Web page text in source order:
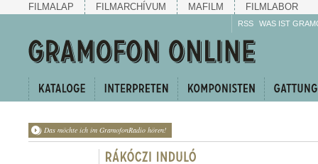
FILMALAP FILMARCHÍVUM MAFILM FILMLABOR
RSS WAS IST
Das möchte ich im GramofonRadio hören!